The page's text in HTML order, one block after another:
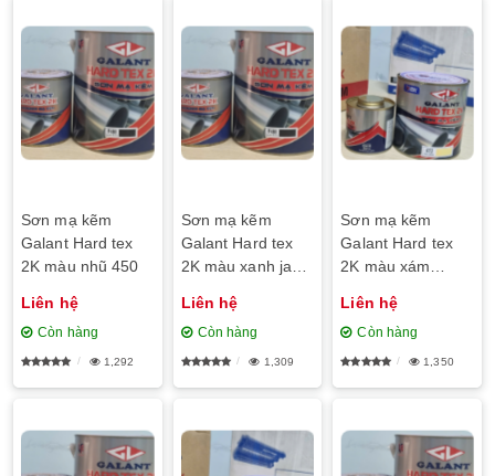
Sơn mạ kẽm
Galant Hard tex
2K màu nhũ 450
Liên hệ
Còn hàng
1,292
Sơn mạ kẽm
Galant Hard tex
2K màu xanh jade
Liên hệ
Còn hàng
1,309
Sơn mạ kẽm
Galant Hard tex
2K màu xám
Liên hệ
Còn hàng
1,350